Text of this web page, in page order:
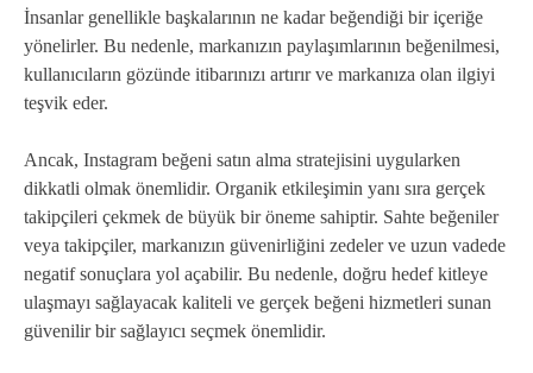
İnsanlar genellikle başkalarının ne kadar beğendiği bir içeriğe
yönelirler. Bu nedenle, markanızın paylaşımlarının beğenilmesi,
kullanıcıların gözünde itibarınızı artırır ve markanıza olan ilgiyi
teşvik eder.
Ancak, Instagram beğeni satın alma stratejisini uygularken
dikkatli olmak önemlidir. Organik etkileşimin yanı sıra gerçek
takipçileri çekmek de büyük bir öneme sahiptir. Sahte beğeniler
veya takipçiler, markanızın güvenirliğini zedeler ve uzun vadede
negatif sonuçlara yol açabilir. Bu nedenle, doğru hedef kitleye
ulaşmayı sağlayacak kaliteli ve gerçek beğeni hizmetleri sunan
güvenilir bir sağlayıcı seçmek önemlidir.